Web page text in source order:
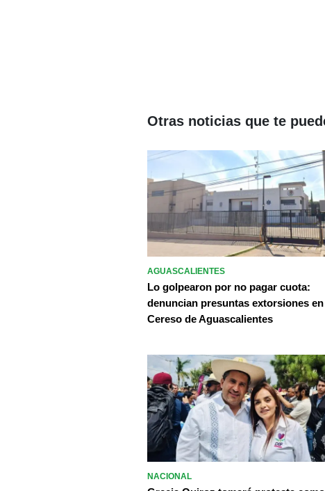
Otras noticias que te
AGUASCALIENTES
Lo golpearon por no pagar cuota:
denuncian presuntas extorsiones en
Cereso de Aguascalientes
NACIONAL